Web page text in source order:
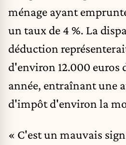
ménage ayant
un taux de 4 %. La
déduction
d'environ 12.000 euros
année, entraînant une
d'impôt d'environ la
« C'est un mauvais